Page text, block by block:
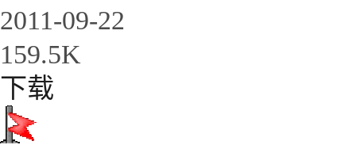
2011-09-22
159.5K
下载